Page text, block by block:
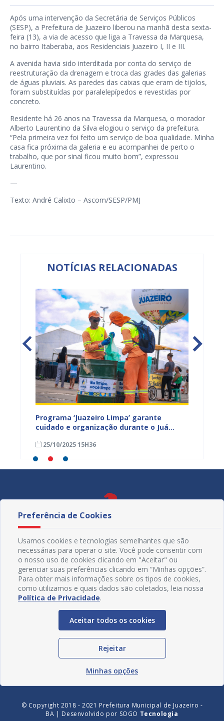
Após uma intervenção da Secretária de Serviços Públicos
(SESP), a Prefeitura de Juazeiro liberou na manhã desta sexta-
feira (13), a via de acesso que liga a Travessa da Marquesa,
no bairro Itaberaba, aos Residenciais Juazeiro I, II e III.
A avenida havia sido interditada por conta do serviço de
reestruturação da drenagem e troca das grades das galerias
de águas pluviais. As paredes das caixas que eram de tijolos,
foram substituídas por paralelepípedos e revestidas por
concreto.
Residente há 26 anos na Travessa da Marquesa, o morador
Alberto Laurentino da Silva elogiou o serviço da prefeitura.
“Pela primeira vez foi feito um serviço de boa qualidade. Minha
casa fica próxima da galeria e eu acompanhei de perto o
trabalho, que por sinal ficou muito bom”, expressou
Laurentino.
—
Texto: André Calixto – Ascom/SESP/PMJ
NOTÍCIAS RELACIONADAS
Programa ‘Juazeiro Limpa’ garante
cuidado e organização durante o Juá
25/10/2025 15H36
© Copyright 2018 - 2021 Prefeitura Municipal de Juazeiro -
BA | Desenvolvido por SOGO Tecnologia
Preferência de Cookies
Usamos cookies e tecnologias semelhantes que são
necessárias para operar o site. Você pode consentir com
o nosso uso de cookies clicando em "Aceitar" ou
gerenciar suas preferências clicando em “Minhas opções”.
Para obter mais informações sobre os tipos de cookies,
como utilizamos e quais dados são coletados, leia nossa
Política de Privacidade.
Aceitar todos os cookies
Rejeitar
Minhas opções